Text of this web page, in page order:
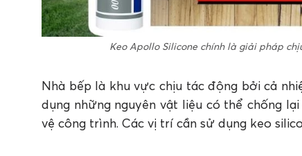
Keo Apollo Silicone chính là giải pháp
Nhà bếp là khu vực chịu tác động bởi cả
dụng những nguyên vật liệu có thể chống
vệ công trình. Các vị trí cần sử dụng keo